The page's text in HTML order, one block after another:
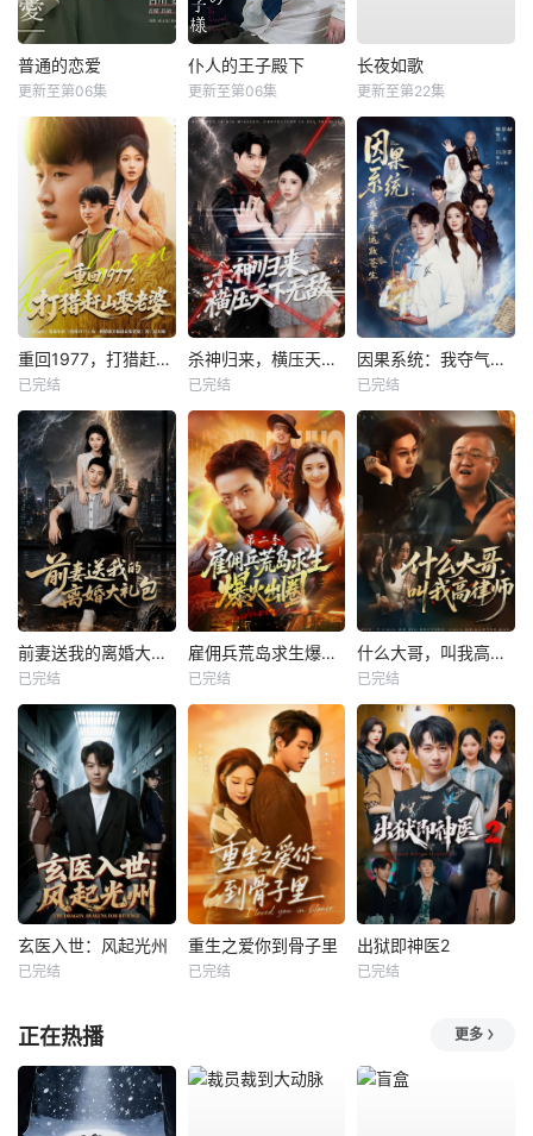
普通的恋爱
更新至第06集
仆人的王子殿下
更新至第06集
长夜如歌
更新至第22集
重回1977，打猎赶山娶老婆
已完结
杀神归来，横压天下无敌
已完结
因果系统：我夺气运救苍生
已完结
前妻送我的离婚大礼包
已完结
雇佣兵荒岛求生爆火出圈第二季
已完结
什么大哥，叫我高律师
已完结
玄医入世：风起光州
已完结
重生之爱你到骨子里
已完结
出狱即神医2
已完结
正在热播 更多